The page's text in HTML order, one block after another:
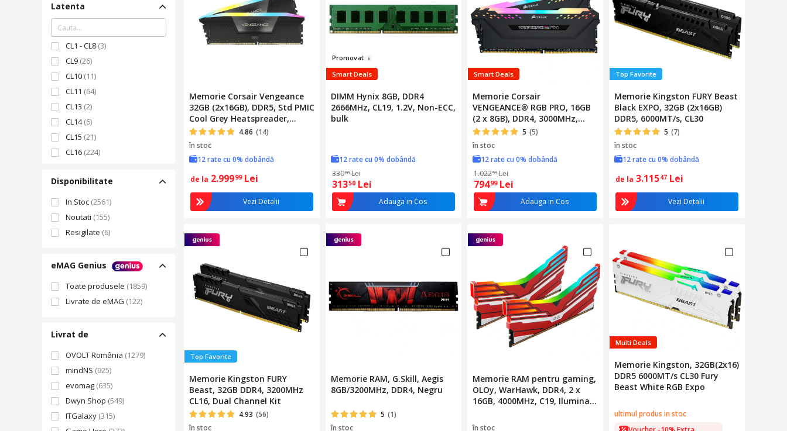
8000 MHz
8400 MHz
Latenta
CL1 - CL8 (3)
CL9 (26)
CL10 (11)
CL11 (64)
CL13 (2)
CL14(6)
CL15 (21)
CL16 (224)
CL18(59)
CL19
(68)
CL22
(59)
CL28 (8)
CL36(126)
CL38(38)
CL46(32)
Disponibilitate
In Stoc (2561)
Noutati (155)
Resigilate (6)
eMAG Genius
Toate produsele (1859)
Livrate de eMAG (122)
Livrat de
OVOLT România (1279)
mindNS (925)
evomag (635)
Dwyn Shop (549)
ITGalaxy (315)
Memorie Corsair Vengeance
32GB (2x16GB), DDR5, Std PMIC
Cool Grey Heatspreader,
6000MT/s, CL 30, RGB
4.86 (14)
în stoc
12 rate cu 0% dobândă
de la 2.99999 Lei
Vezi Detalii
Promovat
Smart Deals
DIMM Hynix 8GB, DDR4
2666MHz, CL19, 1.2V, Non-ECC,
bulk
12 rate cu 0% dobândă
33000 Lei
31350 Lei
Adauga in Cos
Smart Deals
Memorie Corsair
VENGEANCE® RGB PRO, 16GB
(2 x 8GB), DDR4, 3000MHz,
CL16
5 (5)
în stoc
12 rate cu 0% dobândă
1.02299 Lei
79499 Lei
Adauga in Cos
Top Favorite
Memorie Kingston FURY Beast
Black EXPO, 32GB (2x16GB)
DDR5, 6000MT/s, CL30
5 (7)
în stoc
12 rate cu 0% dobândă
de la 3.11547 Lei
Vezi Detalii
Top Favorite
Memorie Kingston FURY
Beast, 32GB DDR4, 3200MHz
CL16, Dual Channel Kit
4.93 (56)
în stoc
Memorie RAM, G.Skill, Aegis
8GB/3200MHz, DDR4, Negru
5 (1)
în stoc
Memorie RAM pentru gaming,
OLOy, WarHawk, DDR4, 2 x
16GB, 4000MHz, C19, Iluminare
în stoc
Multi Deals
Memorie Kingston, 32GB(2x16)
DDR5 6000MT/s CL30 Fury
Beast White RGB Expo
ultimul produs in stoc